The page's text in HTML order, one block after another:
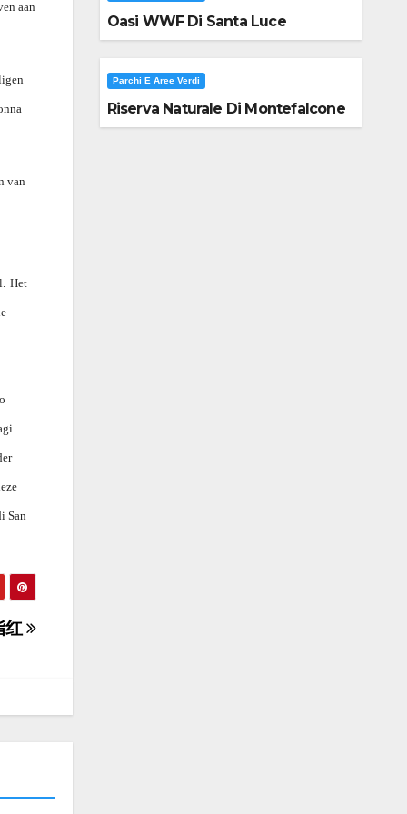
aan
van
Het
San
红
Oasi WWF Di Santa Luce
Parchi E Aree Verdi
Riserva Naturale Di Montefalcone